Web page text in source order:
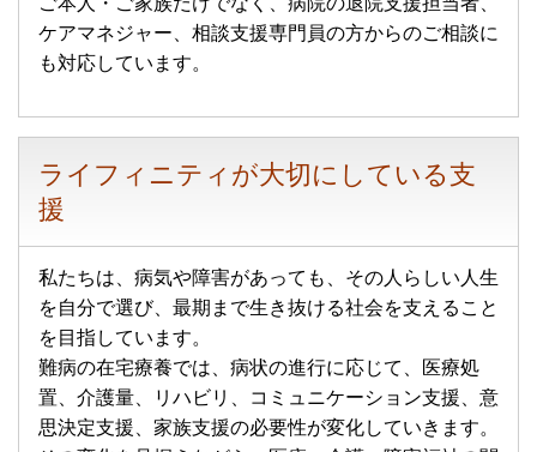
ケアマネジャー、相談支援専門員の方からのご相談に
も対応しています。
ライフィニティが大切にしている支
援
私たちは、病気や障害があっても、その人らしい人生
を自分で選び、最期まで生き抜ける社会を支えること
を目指しています。
難病の在宅療養では、病状の進行に応じて、医療処
置、介護量、リハビリ、コミュニケーション支援、意
思決定支援、家族支援の必要性が変化していきます。